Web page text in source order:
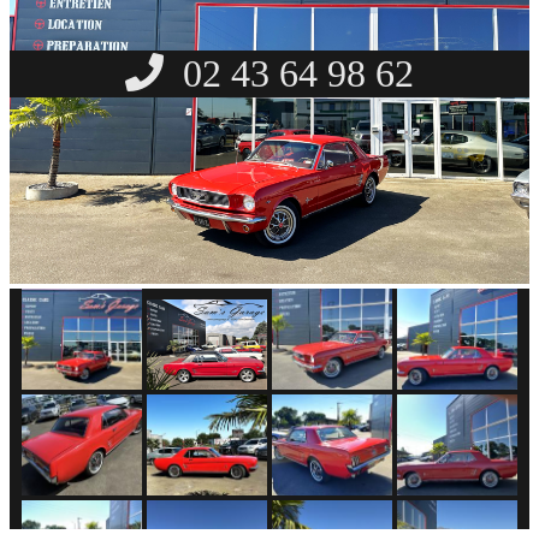
02 43 64 98 62